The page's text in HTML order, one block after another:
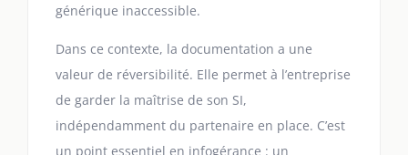
générique inaccessible.
Dans ce contexte, la documentation a une
valeur de réversibilité. Elle permet à l’entreprise
de garder la maîtrise de son SI,
indépendamment du partenaire en place. C’est
un point essentiel en infogérance : un